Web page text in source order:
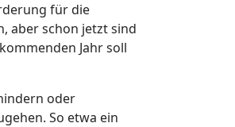
für die
aber schon jetzt sind
Jahr soll
oder
So etwa ein